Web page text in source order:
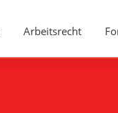
Arbeitsrecht